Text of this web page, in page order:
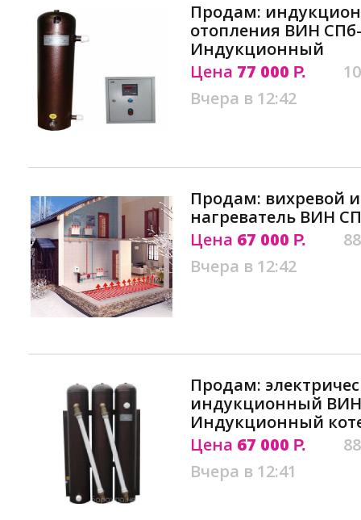
Продам:
отопления ВИН
Индукционный
Цена 77 000 Р.
Вчера в 12:42
Продам: вихревой
нагреватель ВИН
Цена 67 000 Р.
Вчера в 12:42
Продам:
индукционный
Индукционный
Цена 67 000 Р.
Вчера в 12:41